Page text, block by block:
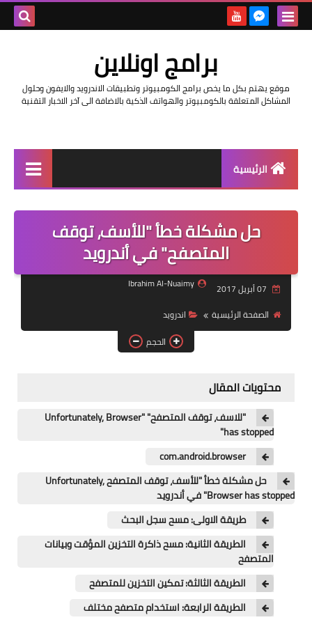
برامج اونلاين
موقع يهتم بكل ما يخص برامج الكومبيوتر وتطبيقات الاندرويد والايفون وحلول
المشاكل المتعلقة بالكومبيوتر والهواتف الذكية بالاضافة الى آخر الاخبار التقنية
الرئيسية
مراجعات
حماية
اندرويد
ويندوز
العاب
حل مشكلة خطأ "للأسف، توقف
المتصفح" في أندرويد
Ibrahim Al-Nuaimy
الصفحة الرئيسية
اندرويد
الحجم
محتويات المقال
"للاسف، توقف المتصفح" "Unfortunately, Browser
has stopped"
com.android.browser
حل مشكلة خطأ "للأسف، توقف المتصفح Unfortunately,
Browser has stopped" في أندرويد
طريقة الاولى: مسح سجل البحث
الطريقة الثانية: مسح ذاكرة التخزين المؤقت وبيانات
المتصفح
الطريقة الثالثة: تمكين التخزين للمتصفح
الطريقة الرابعة: استخدام متصفح مختلف